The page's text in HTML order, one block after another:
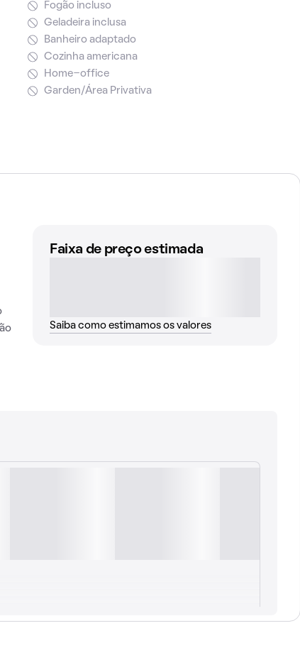
Fogão incluso
Geladeira inclusa
Banheiro adaptado
Cozinha americana
Home-office
Garden/Área Privativa
Faixa de preço estimada
Saiba como estimamos os valores